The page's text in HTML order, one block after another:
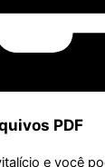
PDF
e você